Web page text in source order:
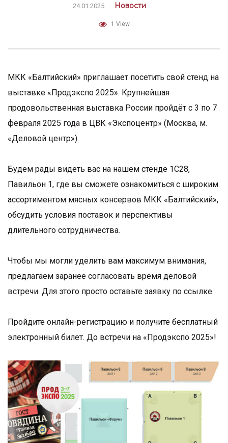
24.01.2025 Новости
1 View
МКК «Балтийский» приглашает посетить свой стенд на
выставке «Продэкспо 2025». Крупнейшая
продовольственная выставка России пройдёт с 3 по 7
февраля 2025 года в ЦВК «Экспоцентр» (Москва, м.
«Деловой центр»).
Будем рады видеть вас на нашем стенде 1C28,
Павильон 1, где вы сможете ознакомиться с широким
ассортиментом мясных консервов МКК «Балтийский»,
обсудить условия поставок и перспективы
длительного сотрудничества.
Чтобы мы могли уделить вам максимум внимания,
предлагаем заранее согласовать время деловой
встречи. Для этого просто оставьте заявку по ссылке.
Пройдите онлайн-регистрацию и получите бесплатный
электронный билет. До встречи на «Продэкспо 2025»!